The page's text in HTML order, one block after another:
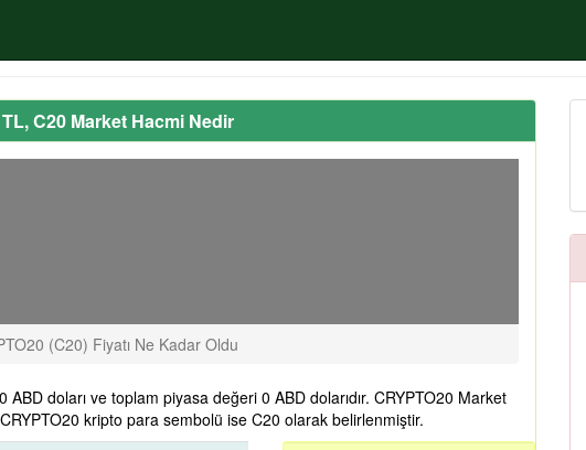
C20 Market Hacmi Nedir
(C20) Fiyatı Ne Kadar Oldu
doları ve toplam piyasa değeri 0 ABD dolarıdır. CRYPTO20 Market
kripto para sembolü ise C20 olarak belirlenmiştir.